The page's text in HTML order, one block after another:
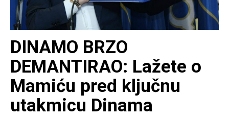
DINAMO BRZO
DEMANTIRAO: Lažete o
Mamiću pred ključnu
utakmicu Dinama